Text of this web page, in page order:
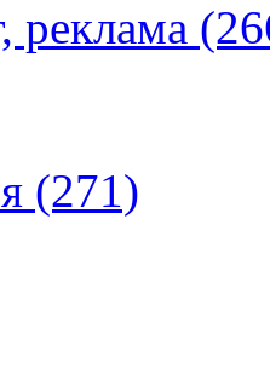
реклама
(271)